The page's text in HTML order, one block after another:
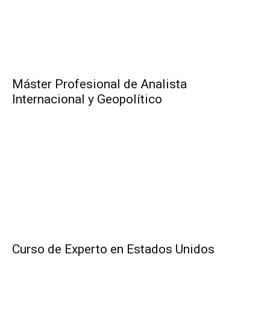
Máster Profesional de Analista
Internacional y Geopolítico
Curso de Experto en Estados Unidos